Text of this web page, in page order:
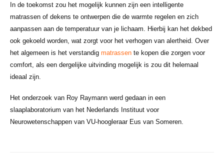
In de toekomst zou het mogelijk kunnen zijn een intelligente
matrassen of dekens te ontwerpen die de warmte regelen en zich
aanpassen aan de temperatuur van je lichaam. Hierbij kan het dekbed
ook gekoeld worden, wat zorgt voor het verhogen van alertheid. Over
het algemeen is het verstandig matrassen te kopen die zorgen voor
comfort, als een dergelijke uitvinding mogelijk is zou dit helemaal
ideaal zijn.
Het onderzoek van Roy Raymann werd gedaan in een
slaaplaboratorium van het Nederlands Instituut voor
Neurowetenschappen van VU-hoogleraar Eus van Someren.